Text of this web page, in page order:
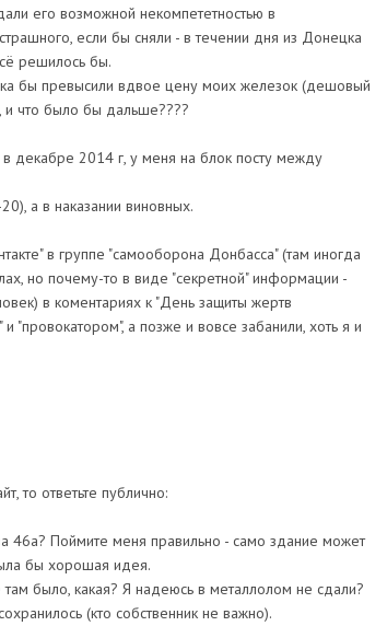
его возможной некомпететностью в
если бы сняли - в течении дня из Донецка
решилось бы.
бы превысили вдвое цену моих железок (дешовый
что было бы дальше????
в декабре 2014 г, у меня на блок посту между
а в наказании виновных.
в группе "самооборона Донбасса" (там иногда
но почему-то в виде "секретной" информации -
в коментариях к "День защиты жертв
"провокатором", а позже и вовсе забанили, хоть я и
то ответьте публично:
46а? Поймите меня правильно - само здание может
бы хорошая идея.
было, какая? Я надеюсь в металлолом не сдали?
(кто собственник не важно).